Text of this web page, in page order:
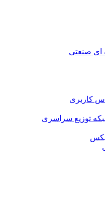
ای صنعتی
کاربری
توزیع سراسری